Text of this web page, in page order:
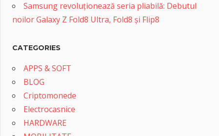
Samsung revoluționează seria pliabilă: Debutul
noilor Galaxy Z Fold8 Ultra, Fold8 și Flip8
CATEGORIES
APPS & SOFT
BLOG
Criptomonede
Electrocasnice
HARDWARE